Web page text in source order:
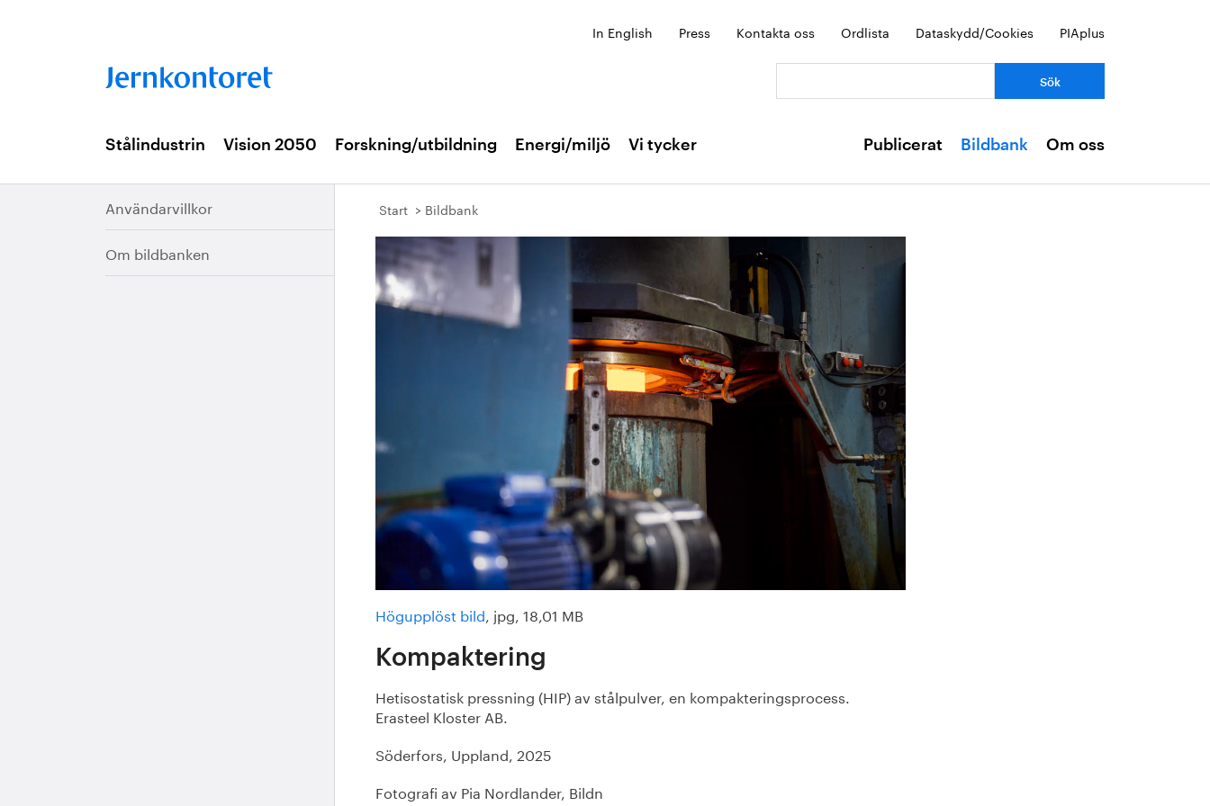
In English Press Kontakta oss Ordlista Dataskydd/Cookies PIAplus
Stålindustrin Vision 2050 Forskning/utbildning Energi/miljö Vi tycker Publicerat Bildbank Om oss
Användarvillkor
Om bildbanken
Start Bildbank
Högupplöst bild , jpg, 18,01 MB
Kompaktering
Hetisostatisk pressning (HIP) av stålpulver, en kompakteringsprocess.
Erasteel Kloster AB.
Söderfors, Uppland, 2025
Fotografi av Pia Nordlander, Bildn